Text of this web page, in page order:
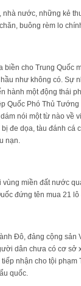
nước, những kẻ
buông rèm lo
biền cho Trung
như không có.
hành một động thái
Phó Thủ
nói một từ nào về
đe dọa, tàu đánh
nạn.
vùng miền đất nước
đứng tên mua 21
Đô, đảng cộng
dân chưa có cơ
nhận cho tội
quốc.